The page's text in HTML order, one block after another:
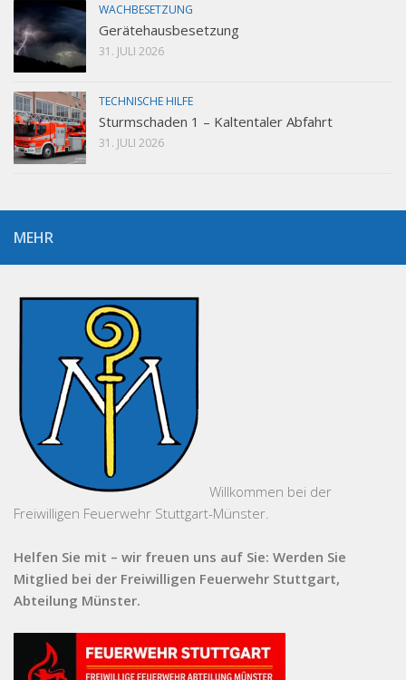
WACHBESETZUNG
Gerätehausbesetzung
31. JULI 2026
TECHNISCHE HILFE
Sturmschaden 1 – Kaltentaler Abfahrt
31. JULI 2026
MEHR
Willkommen bei der
Freiwilligen Feuerwehr Stuttgart-Münster.
Helfen Sie mit – wir freuen uns auf Sie: Werden Sie
Mitglied bei der Freiwilligen Feuerwehr Stuttgart,
Abteilung Münster.